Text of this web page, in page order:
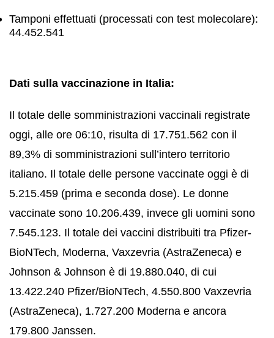
Tamponi effettuati (processati con test molecolare):
44.452.541
Dati sulla vaccinazione in Italia:
Il totale delle somministrazioni vaccinali registrate
oggi, alle ore 06:10, risulta di 17.751.562 con il
89,3% di somministrazioni sull’intero territorio
italiano. Il totale delle persone vaccinate oggi è di
5.215.459 (prima e seconda dose). Le donne
vaccinate sono 10.206.439, invece gli uomini sono
7.545.123. Il totale dei vaccini distribuiti tra Pfizer-
BioNTech, Moderna, Vaxzevria (AstraZeneca) e
Johnson & Johnson è di 19.880.040, di cui
13.422.240 Pfizer/BioNTech, 4.550.800 Vaxzevria
(AstraZeneca), 1.727.200 Moderna e ancora
179.800 Janssen.